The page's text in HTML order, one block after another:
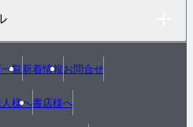
覧新着情報お問合せ
人様へ書店様へ